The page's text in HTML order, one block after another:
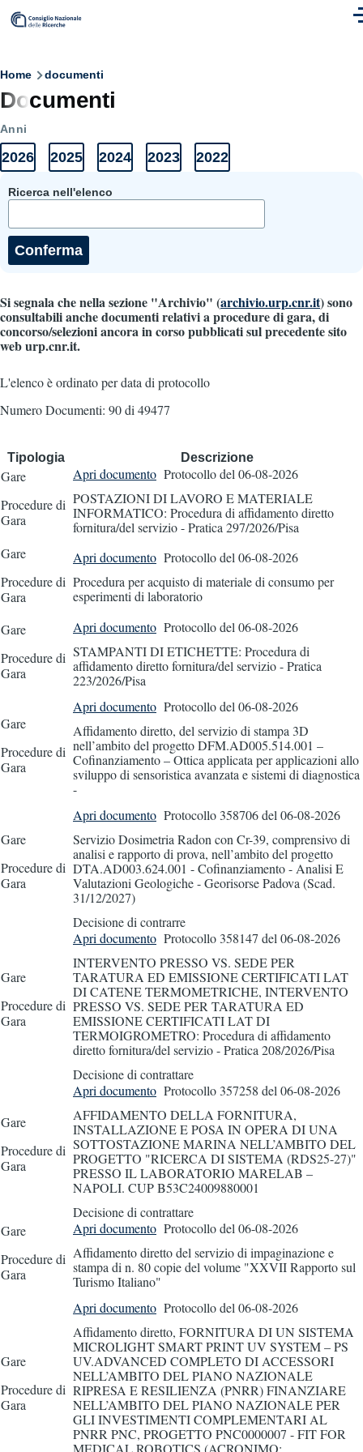
Skip to main content
Breadcrumb
Home documenti
Documenti
Anni
Anni
Documenti
Elenco
2026
2026
Elenco
2025
2025
Elenco
2024
2024
Elenco
2023
Elenco
2022
Ricerca nell'elenco
Si segnala che nella sezione "Archivio" (archivio.urp.cnr.it) sono
consultabili anche documenti relativi a procedure di gara, di
concorso/selezioni ancora in corso pubblicati sul precedente sito
web urp.cnr.it.
L'elenco è ordinato per data di protocollo
Numero Documenti: 90 di 49477
Tipologia Descrizione
Gare
Procedure di
Gara
Apri documento Protocollodel 06-08-2026
POSTAZIONI DI LAVORO E MATERIALE
INFORMATICO: Procedura di affidamento diretto
fornitura/del servizio - Pratica 297/2026/Pisa
Gare
Procedure di
Gara
Apri documento Protocollodel 06-08-2026
Procedura per acquisto di materiale di consumo per
esperimenti di laboratorio
Gare
Procedure di
Gara
Apri documento Protocollodel 06-08-2026
STAMPANTI DI ETICHETTE: Procedura di
affidamento diretto fornitura/del servizio - Pratica
223/2026/Pisa
Gare
Procedure di
Gara
Apri documento Protocollodel 06-08-2026
Affidamento diretto, del servizio di stampa 3D
nell’ambito del progetto DFM.AD005.514.001 –
Cofinanziamento – Ottica applicata per applicazioni allo
sviluppo di sensoristica avanzata e sistemi di diagnostica
-
Gare
Procedure di
Gara
Apri documento Protocollo 358706del 06-08-2026
Servizio Dosimetria Radon con Cr-39, comprensivo di
analisi e rapporto di prova, nell’ambito del progetto
DTA.AD003.624.001 - Cofinanziamento - Analisi E
Valutazioni Geologiche - Georisorse Padova (Scad.
31/12/2027)
Decisione di contrarre
Gare
Procedure di
Gara
Apri documento Protocollo 358147 del 06-08-2026
INTERVENTO PRESSO VS. SEDE PER
TARATURA ED EMISSIONE CERTIFICATI LAT
DI CATENE TERMOMETRICHE, INTERVENTO
PRESSO VS. SEDE PER TARATURA ED
EMISSIONE CERTIFICATI LAT DI
TERMOIGROMETRO: Procedura di affidamento
diretto fornitura/del servizio - Pratica 208/2026/Pisa
Decisione di contrattare
Gare
Procedure di
Gara
Apri documento Protocollo 357258 del 06-08-2026
AFFIDAMENTO DELLA FORNITURA,
INSTALLAZIONE E POSA IN OPERA DI UNA
SOTTOSTAZIONE MARINA NELL’AMBITO DEL
PROGETTO "RICERCA DI SISTEMA (RDS25-27)"
PRESSO IL LABORATORIO MARELAB –
NAPOLI. CUP B53C24009880001
Decisione di contrattare
Gare
Procedure di
Gara
Apri documento Protocollodel 06-08-2026
Affidamento diretto del servizio di impaginazione e
stampa di n. 80 copie del volume "XXVII Rapporto sul
Turismo Italiano"
Gare
Procedure di
Gara
Apri documento Protocollodel 06-08-2026
Affidamento diretto, FORNITURA DI UN SISTEMA
MICROLIGHT SMART PRINT UV SYSTEM – PS
UV.ADVANCED COMPLETO DI ACCESSORI
NELL’AMBITO DEL PIANO NAZIONALE
RIPRESA E RESILIENZA (PNRR) FINANZIARE
NELL’AMBITO DEL PIANO NAZIONALE PER
GLI INVESTIMENTI COMPLEMENTARI AL
PNRR PNC, PROGETTO PNC0000007 - FIT FOR
MEDICAL ROBOTICS (ACRONIMO: